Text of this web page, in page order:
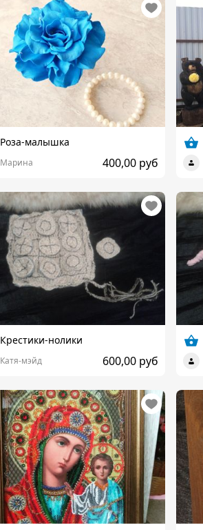
Роза-малышка
Марина 400,00 руб
Крестики-нолики
Катя-мэйд 600,00 руб